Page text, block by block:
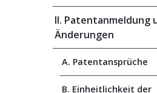
II. Patentanmeldung
Änderungen
A. Patentansprüche
B. Einheitlichkeit der